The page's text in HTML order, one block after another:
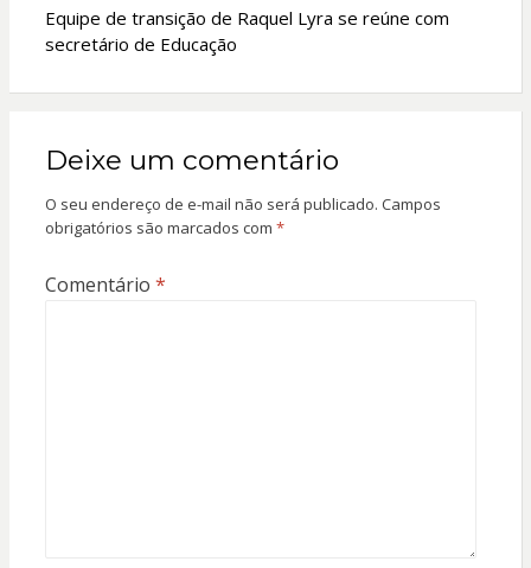
Equipe de transição de Raquel Lyra se reúne com
secretário de Educação
Deixe um comentário
O seu endereço de e-mail não será publicado. Campos
obrigatórios são marcados com *
Comentário *